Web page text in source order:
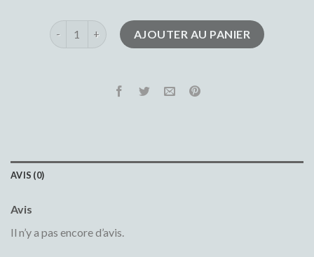
quantité de jean largeAJOUTER AU PANIER
AVIS (0)
Avis
Il n’y a pas encore d’avis.